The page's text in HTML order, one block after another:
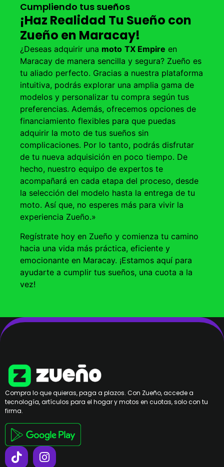
Cumpliendo tus sueños
¡Haz Realidad Tu Sueño con
Zueño en Maracay!
¿Deseas adquirir una moto TX Empire en
Maracay de manera sencilla y segura? Zueño es
tu aliado perfecto. Gracias a nuestra plataforma
intuitiva, podrás explorar una amplia gama de
modelos y personalizar tu compra según tus
preferencias. Además, ofrecemos opciones de
financiamiento flexibles para que puedas
adquirir la moto de tus sueños sin
complicaciones. Por lo tanto, podrás disfrutar
de tu nueva adquisición en poco tiempo. De
hecho, nuestro equipo de expertos te
acompañará en cada etapa del proceso, desde
la selección del modelo hasta la entrega de tu
moto. Así que, no esperes más para vivir la
experiencia Zueño.»
Regístrate hoy en Zueño y comienza tu camino
hacia una vida más práctica, eficiente y
emocionante en Maracay. ¡Estamos aquí para
ayudarte a cumplir tus sueños, una cuota a la
vez!
Compra lo que quieras, paga a plazos. Con Zueño, accede a
tecnología, artículos para el hogar y motos en cuotas, solo con tu
firma.